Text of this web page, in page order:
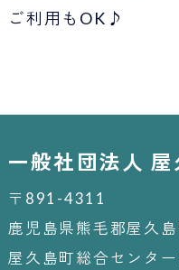
ご利用もOK♪
一般社団法人
〒891-4311
鹿児島県熊毛郡屋久
屋久島町総合センター